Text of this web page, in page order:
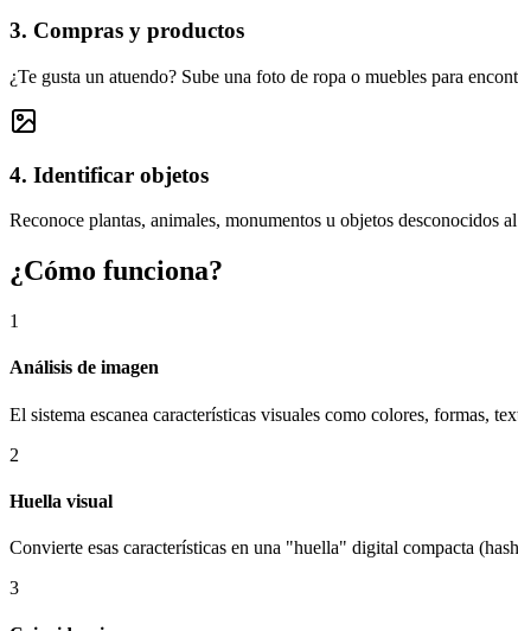
3. Compras y productos
¿Te gusta un atuendo? Sube una foto de ropa o muebles para
4. Identificar objetos
Reconoce plantas, animales, monumentos u objetos desconocidos
¿Cómo funciona?
1
Análisis de imagen
El sistema escanea características visuales como colores, formas,
2
Huella visual
Convierte esas características en una "huella" digital compacta
3